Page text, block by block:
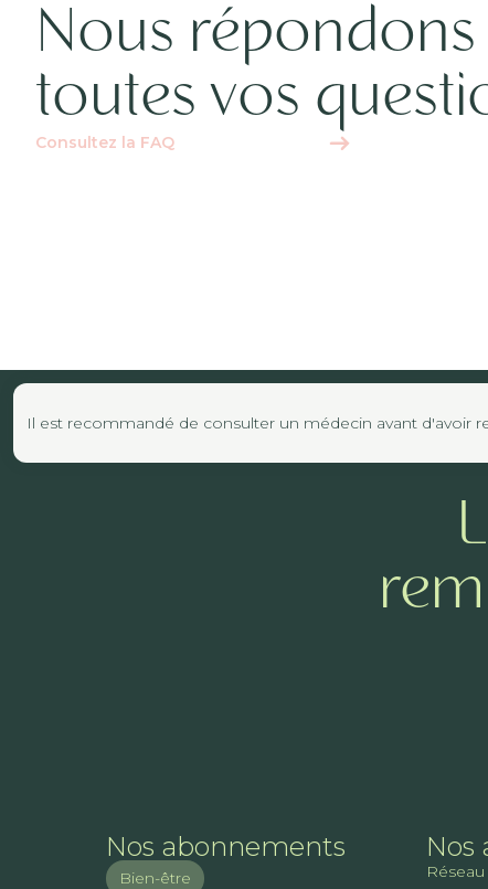
Nous répondons
toutes vos
Consultez la FAQ
Il est recommandé de consulter un médecin avant d'avoir
Nos abonnements
Bien-être
Nos